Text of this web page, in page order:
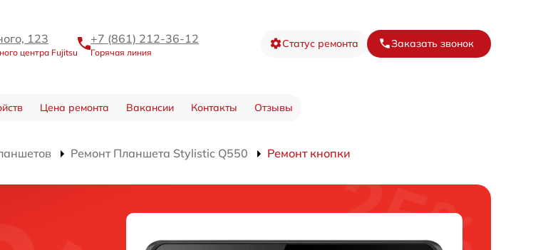
123
центра Fujitsu
+7 (861) 212-36-12
Горячая линия
Статус ремонта Заказать звонок
Цена ремонта Вакансии Контакты Отзывы
Ремонт Планшета Stylistic Q550 Ремонт кнопки